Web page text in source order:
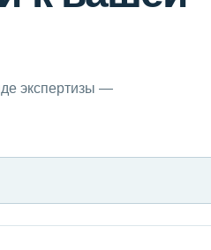
экспертизы —